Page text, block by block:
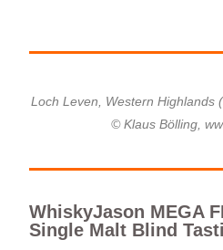
Loch Leven, Western Highlands
© Klaus Bölling,
WhiskyJason MEGA
Single Malt Blind